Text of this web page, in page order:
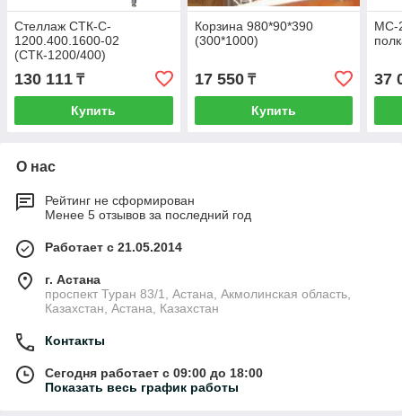
Стеллаж СТК-С-
1200.400.1600-02
(СТК-1200/400)
130 111 ₸
Купить
Корзина 980*90*390
(300*1000)
17 550₸
Купить
МС-
37
О нас
Рейтинг не сформирован
Менее 5 отзывов за последний год
Работает с 21.05.2014
г. Астана
проспект Туран 83/1, Астана, Акмолинская область,
Казахстан, Астана, Казахстан
Контакты
Сегодня работает с 09:00 до 18:00
Показать весь график работы